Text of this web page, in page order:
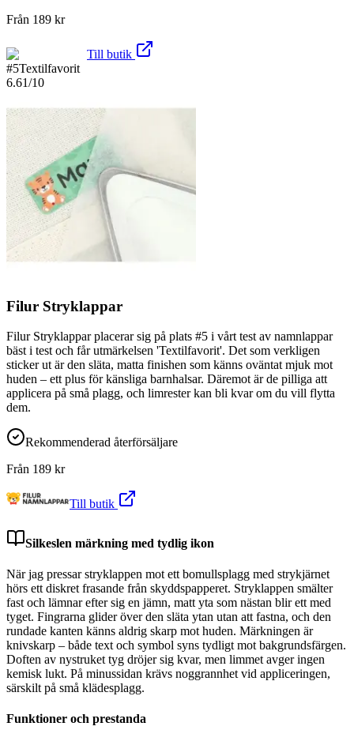
Från 189 kr
Till butik
#5Textilfavorit
6.61/10
Filur Stryklappar
Filur Stryklappar placerar sig på plats #5 i vårt test av namnlappar
bäst i test och får utmärkelsen 'Textilfavorit'. Det som verkligen
sticker ut är den släta, matta finishen som känns oväntat mjuk mot
huden – ett plus för känsliga barnhalsar. Däremot är de pilliga att
applicera på små plagg, och limrester kan bli kvar om du vill flytta
dem.
Rekommenderad återförsäljare
Från 189 kr
Till butik
Silkeslen märkning med tydlig ikon
När jag pressar stryklappen mot ett bomullsplagg med strykjärnet
hörs ett diskret frasande från skyddspapperet. Stryklappen smälter
fast och lämnar efter sig en jämn, matt yta som nästan blir ett med
tyget. Fingrarna glider över den släta ytan utan att fastna, och den
rundade kanten känns aldrig skarp mot huden. Märkningen är
knivskarp – både text och symbol syns tydligt mot bakgrundsfärgen.
Doften av nystruket tyg dröjer sig kvar, men limmet avger ingen
kemisk lukt. På minussidan krävs noggrannhet vid appliceringen,
särskilt på små klädesplagg.
Funktioner och prestanda